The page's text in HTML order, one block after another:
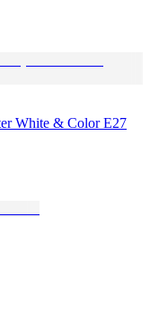
White & Color E27